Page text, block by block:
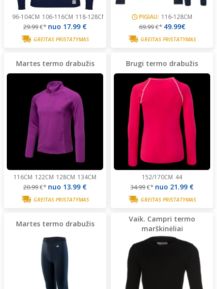
96-104CM 106-116CM 118-128CM 130-140CM 154-164CM 166-176CM
29.99€* nuo 17.99 €
GREITAS PRISTATYMAS
PIGIAU: 116-128CM
69.99€* 49.99€
GREITAS PRISTATYMAS
Martes termo drabužis
116CM 122CM 128CM 134CM
20.99€* nuo 13.99 €
GREITAS PRISTATYMAS
Brugi termo drabužis
152/170CM 44
34.99€* nuo 21.99 €
GREITAS PRISTATYMAS
Martes termo drabužis
Vaik. Campri termo
marškinėliai